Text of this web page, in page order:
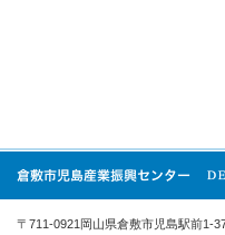
〒711-0921岡山県倉敷市児島駅前1-